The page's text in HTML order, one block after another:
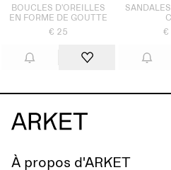
BOUCLES D'OREILLES
EN FORME DE GOUTTE
€ 25
€
À propos d'ARKET